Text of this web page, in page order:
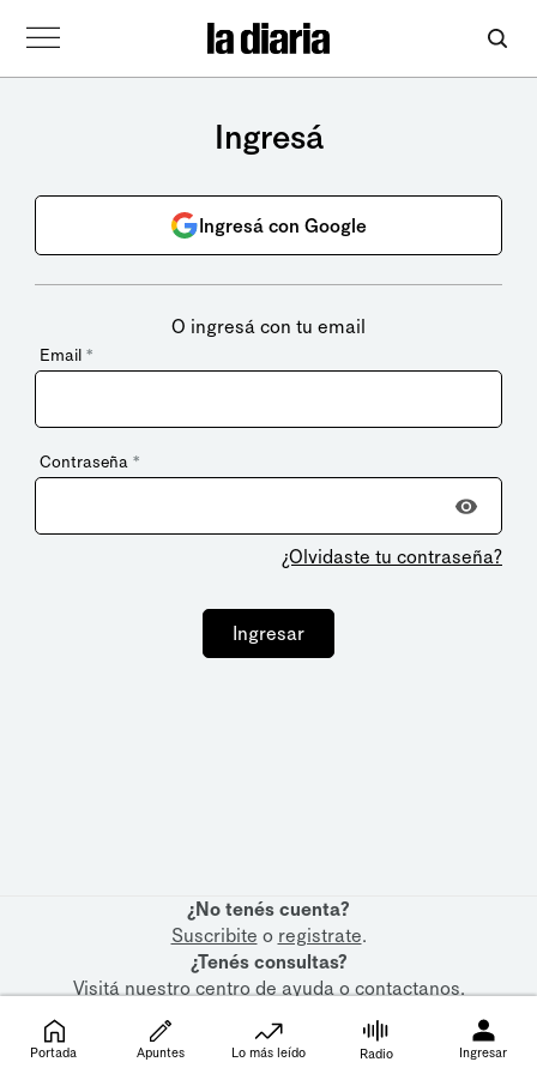
Ingresá
Ingresá con Google
O ingresá con tu email
Email *
Contraseña *
¿Olvidaste tu contraseña?
Ingresar
¿No tenés cuenta?
Suscribite o registrate.
¿Tenés consultas?
Visitá nuestrocentro de ayudaocontactanos.
Portada Apuntes Lo más leído Radio Ingresar